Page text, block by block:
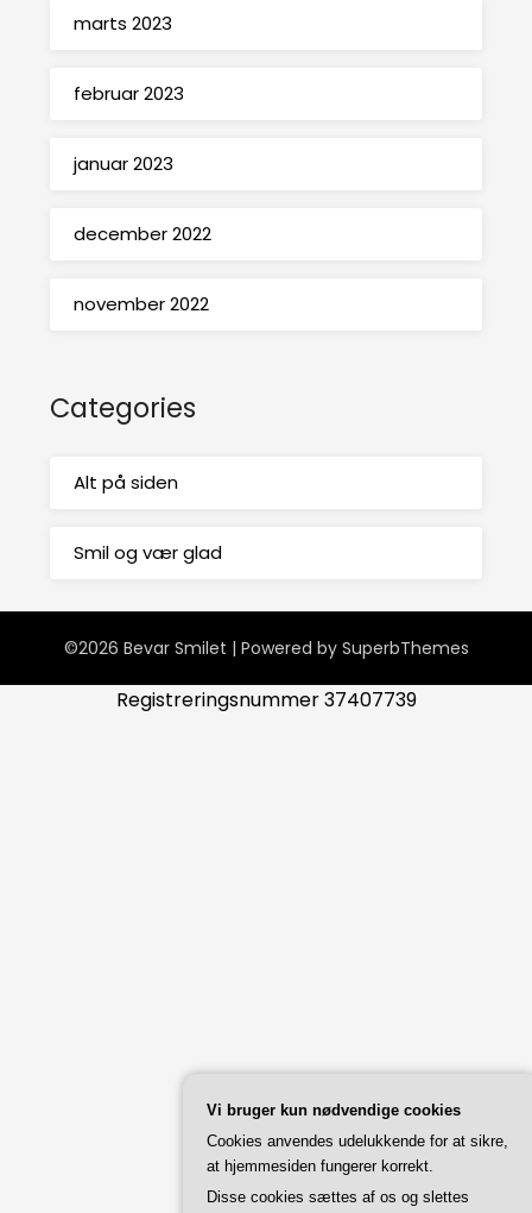
marts 2023
februar 2023
januar 2023
december 2022
november 2022
Categories
Alt på siden
Smil og vær glad
©2026 Bevar Smilet | Powered by SuperbThemes
Registreringsnummer 37407739
Vi bruger kun nødvendige cookies
Cookies anvendes udelukkende for at sikre,
at hjemmesiden fungerer korrekt.
Disse cookies sættes af os og slettes